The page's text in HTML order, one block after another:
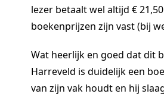
lezer betaalt wel altijd €
boekenprijzen zijn vast (bij
Wat heerlijk en goed dat dit
Harreveld is duidelijk een
van zijn vak houdt en hij